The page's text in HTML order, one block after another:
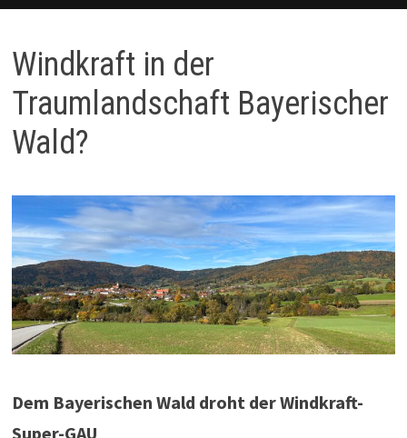
Windkraft in der
Traumlandschaft Bayerischer
Wald?
Dem Bayerischen Wald droht der Windkraft-
Super-GAU